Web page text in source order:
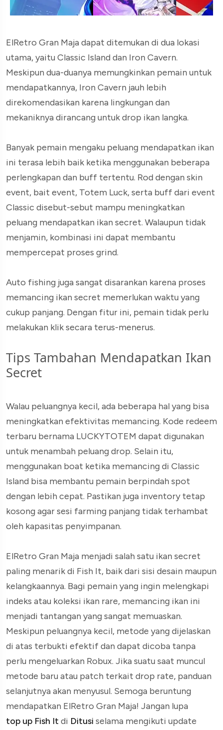
ElRetro Gran Maja dapat ditemukan di dua lokasi
utama, yaitu Classic Island dan Iron Cavern.
Meskipun dua-duanya memungkinkan pemain untuk
mendapatkannya, Iron Cavern jauh lebih
direkomendasikan karena lingkungan dan
mekaniknya dirancang untuk drop ikan langka.
Banyak pemain mengaku peluang mendapatkan ikan
ini terasa lebih baik ketika menggunakan beberapa
perlengkapan dan buff tertentu. Rod dengan skin
event, bait event, Totem Luck, serta buff dari event
Classic disebut-sebut mampu meningkatkan
peluang mendapatkan ikan secret. Walaupun tidak
menjamin, kombinasi ini dapat membantu
mempercepat proses grind.
Auto fishing juga sangat disarankan karena proses
memancing ikan secret memerlukan waktu yang
cukup panjang. Dengan fitur ini, pemain tidak perlu
melakukan klik secara terus-menerus.
Tips Tambahan Mendapatkan Ikan
Secret
Walau peluangnya kecil, ada beberapa hal yang bisa
meningkatkan efektivitas memancing. Kode redeem
terbaru bernama LUCKYTOTEM dapat digunakan
untuk menambah peluang drop. Selain itu,
menggunakan boat ketika memancing di Classic
Island bisa membantu pemain berpindah spot
dengan lebih cepat. Pastikan juga inventory tetap
kosong agar sesi farming panjang tidak terhambat
oleh kapasitas penyimpanan.
ElRetro Gran Maja menjadi salah satu ikan secret
paling menarik di Fish It, baik dari sisi desain maupun
kelangkaannya. Bagi pemain yang ingin melengkapi
indeks atau koleksi ikan rare, memancing ikan ini
menjadi tantangan yang sangat memuaskan.
Meskipun peluangnya kecil, metode yang dijelaskan
di atas terbukti efektif dan dapat dicoba tanpa
perlu mengeluarkan Robux. Jika suatu saat muncul
metode baru atau patch terkait drop rate, panduan
selanjutnya akan menyusul. Semoga beruntung
mendapatkan ElRetro Gran Maja! Jangan lupa
top up Fish It di Ditusi selama mengikuti update